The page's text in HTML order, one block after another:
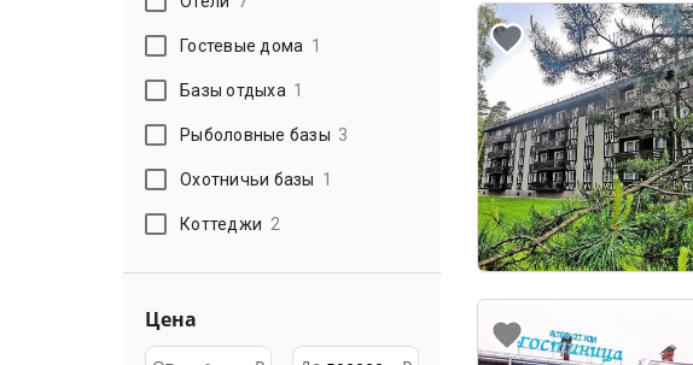
Гостевые дома 1
Базы отдыха 1
Рыболовные базы 3
Охотничьи базы 1
Коттеджи 2
Цена